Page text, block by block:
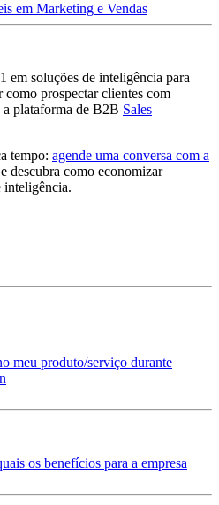
em soluções de inteligência para
como prospectar clientes com
plataforma de B2B Sales
tempo: agende uma conversa com a
e descubra como economizar
inteligência.
meu produto/serviço durante
os benefícios para a empresa